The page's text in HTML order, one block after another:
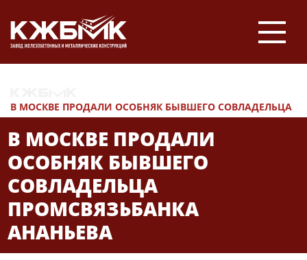
В МОСКВЕ ПРОДАЛИ ОСОБНЯК БЫВШЕГО СОВЛАДЕЛЬЦА
ПРОМСВЯЗЬБАНКА АНАНЬЕВА
В МОСКВЕ ПРОДАЛИ
ОСОБНЯК БЫВШЕГО
СОВЛАДЕЛЬЦА
ПРОМСВЯЗЬБАНКА
АНАНЬЕВА
29 April 2025